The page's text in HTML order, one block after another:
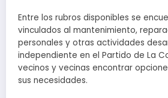
Entre los rubros disponibles se
vinculados al mantenimiento,
personales y otras actividades
independiente en el Partido de La
vecinos y vecinas encontrar
sus necesidades.